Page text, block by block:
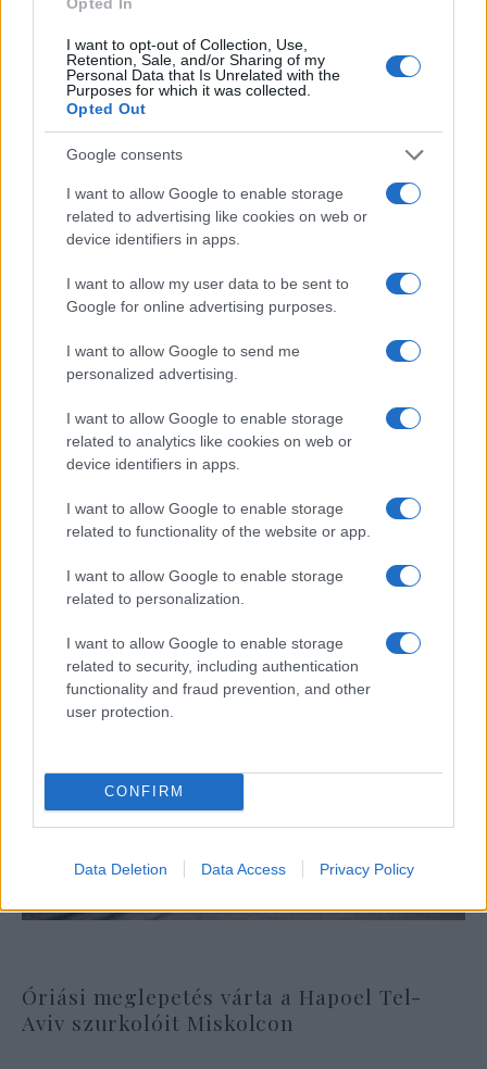
I want to opt-out of Collection, Use,
Retention, Sale, and/or Sharing of my
Personal Data that Is Unrelated with the
Purposes for which it was collected.
Opted Out
Google consents
I want to allow Google to enable storage
related to advertising like cookies on web or
device identifiers in apps.
I want to allow my user data to be sent to
Google for online advertising purposes.
I want to allow Google to send me
personalized advertising.
I want to allow Google to enable storage
related to analytics like cookies on web or
device identifiers in apps.
I want to allow Google to enable storage
related to functionality of the website or app.
I want to allow Google to enable storage
related to personalization.
I want to allow Google to enable storage
related to security, including authentication
functionality and fraud prevention, and other
user protection.
CONFIRM
Data Deletion Data Access Privacy Policy
újságíróval, nem válaszolt. A tárgyalás innen
folytatódik.
Egy különleges családi járattal 140 új
alijázó érkezett Izraelbe
Óriási meglepetés várta a Hapoel Tel-
Aviv szurkolóit Miskolcon